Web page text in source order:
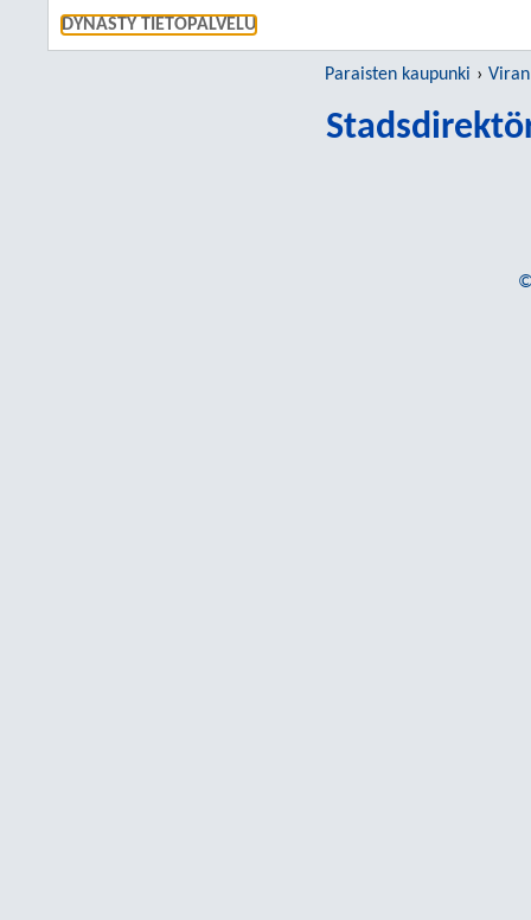
DYNASTY TIETOPALVELU
Paraisten kaupunki